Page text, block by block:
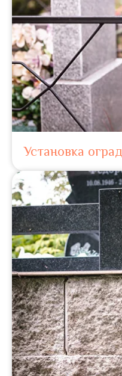
Установка оград